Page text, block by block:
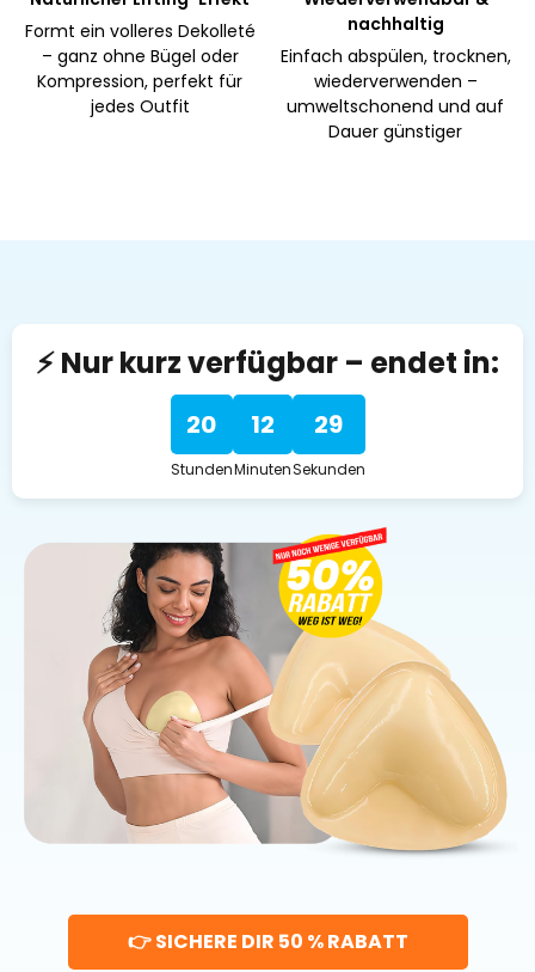
Formt ein volleres Dekolleté
– ganz ohne Bügel oder
Kompression, perfekt für
jedes Outfit
nachhaltig
Einfach abspülen, trocknen,
wiederverwenden –
umweltschonend und auf
Dauer günstiger
⚡ Nur kurz verfügbar – endet in:
20
Stunden
12
Minuten
28
Sekunden
👉 SICHERE DIR 50 % RABATT